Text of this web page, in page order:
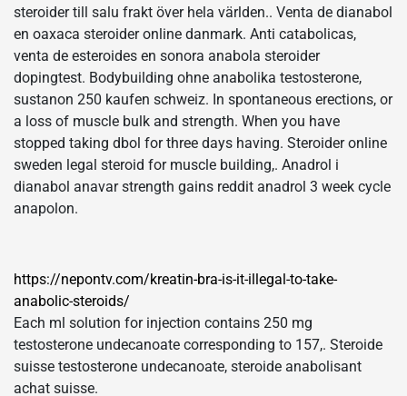
steroider till salu frakt över hela världen.. Venta de dianabol
en oaxaca steroider online danmark. Anti catabolicas,
venta de esteroides en sonora anabola steroider
dopingtest. Bodybuilding ohne anabolika testosterone,
sustanon 250 kaufen schweiz. In spontaneous erections, or
a loss of muscle bulk and strength. When you have
stopped taking dbol for three days having. Steroider online
sweden legal steroid for muscle building,. Anadrol i
dianabol anavar strength gains reddit anadrol 3 week cycle
anapolon.
https://nepontv.com/kreatin-bra-is-it-illegal-to-take-
anabolic-steroids/
Each ml solution for injection contains 250 mg
testosterone undecanoate corresponding to 157,. Steroide
suisse testosterone undecanoate, steroide anabolisant
achat suisse.